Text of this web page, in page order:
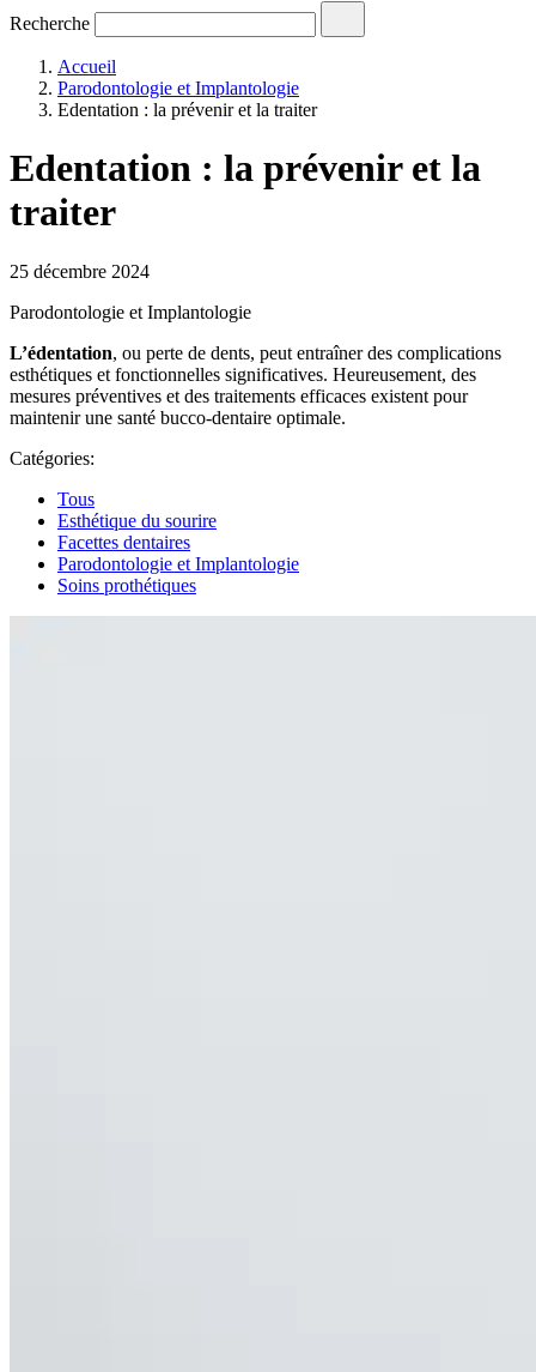
Recherche
Accueil
Parodontologie et Implantologie
Edentation : la prévenir et la traiter
Edentation : la prévenir et la
traiter
25 décembre 2024
Parodontologie et Implantologie
L’édentation, ou perte de dents, peut entraîner des complications
esthétiques et fonctionnelles significatives. Heureusement, des
mesures préventives et des traitements efficaces existent pour
maintenir une santé bucco-dentaire optimale.
Catégories:
Tous
Esthétique du sourire
Facettes dentaires
Parodontologie et Implantologie
Soins prothétiques